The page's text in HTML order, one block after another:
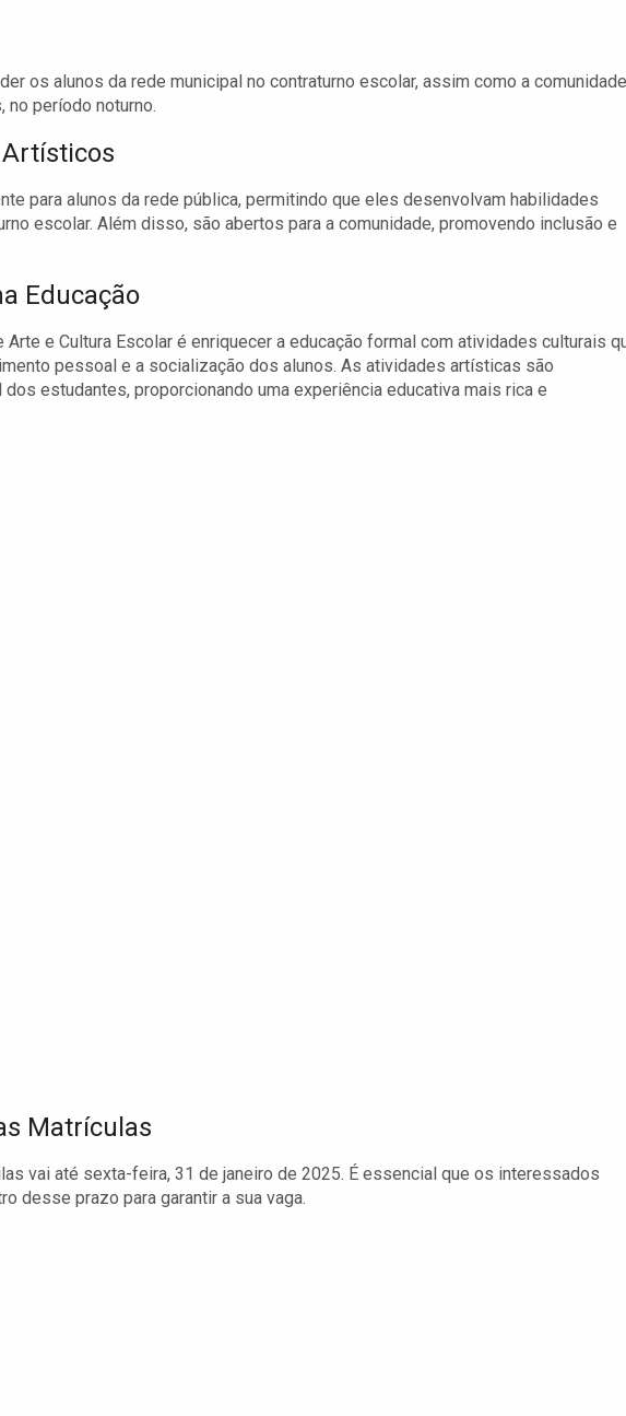
os alunos da rede municipal no contraturno escolar, assim como a comunidade
no período noturno.
para alunos da rede pública, permitindo que eles desenvolvam habilidades
escolar. Além disso, são abertos para a comunidade, promovendo inclusão e
Educação
e Cultura Escolar é enriquecer a educação formal com atividades culturais
pessoal e a socialização dos alunos. As atividades artísticas são
estudantes, proporcionando uma experiência educativa mais rica e
Matrículas
vai até sexta-feira, 31 de janeiro de 2025. É essencial que os interessados
desse prazo para garantir a sua vaga.